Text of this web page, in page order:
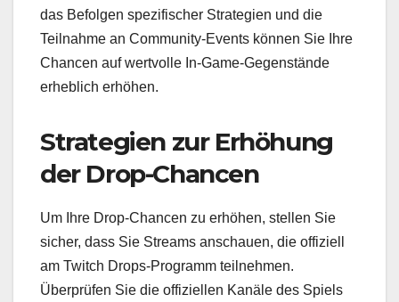
das Befolgen spezifischer Strategien und die
Teilnahme an Community-Events können Sie Ihre
Chancen auf wertvolle In-Game-Gegenstände
erheblich erhöhen.
Strategien zur Erhöhung
der Drop-Chancen
Um Ihre Drop-Chancen zu erhöhen, stellen Sie
sicher, dass Sie Streams anschauen, die offiziell
am Twitch Drops-Programm teilnehmen.
Überprüfen Sie die offiziellen Kanäle des Spiels